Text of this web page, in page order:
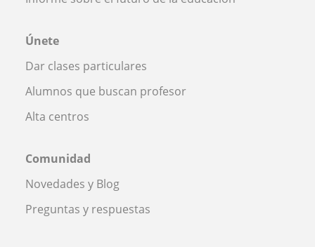
Únete
Dar clases particulares
Alumnos que buscan profesor
Alta centros
Comunidad
Novedades y Blog
Preguntas y respuestas